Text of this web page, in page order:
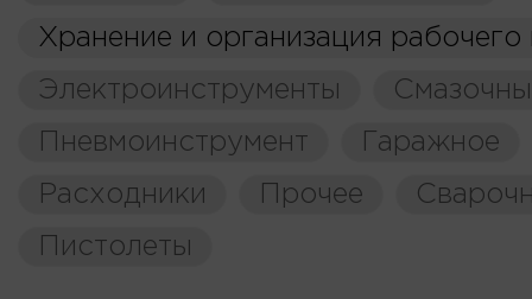
Хранение и организация рабочего
Электроинструменты
Пневмоинструмент
Гаражное
Расходники
Прочее
Пистолеты